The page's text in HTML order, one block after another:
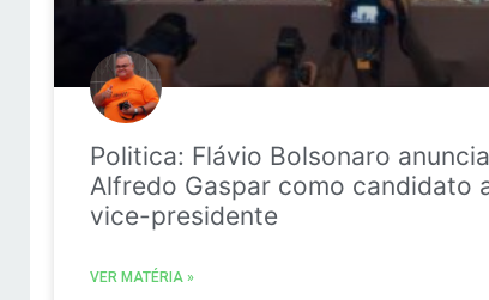
Politica: Flávio Bolsonaro anuncia
Alfredo Gaspar como candidato
vice-presidente
VER MATÉRIA »